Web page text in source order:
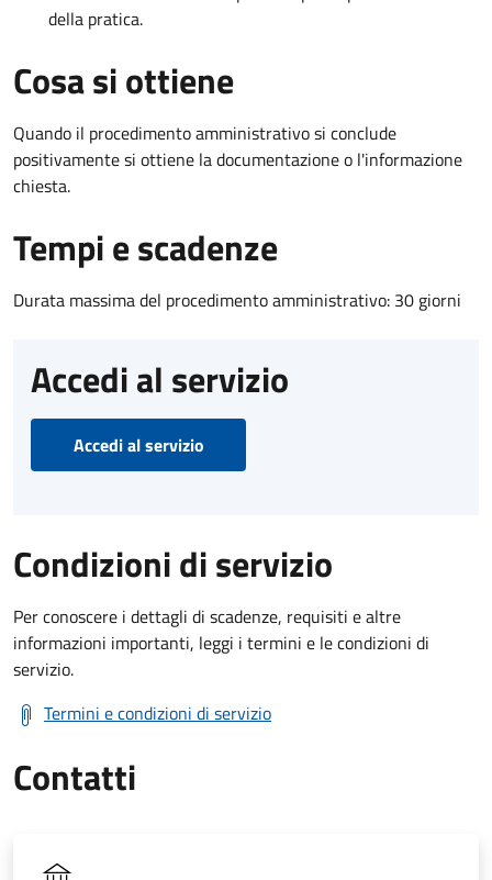
della pratica.
Cosa si ottiene
Quando il procedimento amministrativo si conclude
positivamente si ottiene la documentazione o l'informazione
chiesta.
Tempi e scadenze
Durata massima del procedimento amministrativo: 30 giorni
Accedi al servizio
Accedi al servizio
Condizioni di servizio
Per conoscere i dettagli di scadenze, requisiti e altre
informazioni importanti, leggi i termini e le condizioni di
servizio.
Termini e condizioni di servizio
Contatti